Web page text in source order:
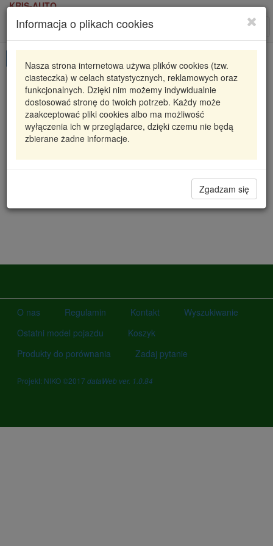
KRIS-AUTO
Informacja o plikach cookies
Nasza strona internetowa używa plików cookies (tzw.
ciasteczka) w celach statystycznych, reklamowych oraz
funkcjonalnych. Dzięki nim możemy indywidualnie
dostosować stronę do twoich potrzeb. Każdy może
zaakceptować pliki cookies albo ma możliwość
wyłączenia ich w przeglądarce, dzięki czemu nie będą
zbierane żadne informacje.
Zgadzam się
Karta produktu
CCS-PL-026 NTY NTY
SKRAPLACZ KLIMATYZACJI ASTRA H (04-) 1.3
CDTI, ZAFIRA B (05-) 1.7 CDTI (W/I DRYE
405,38 zł
Radzyń 0
Filia Lublin 0
Magazyn III
O nas Regulamin Kontakt
Wyszukiwanie
Ostatni model pojazdu
Koszyk
Produkty do porównania
Zadaj pytanie
Projekt: NIKO ©2017 dataWeb ver. 1.0.84